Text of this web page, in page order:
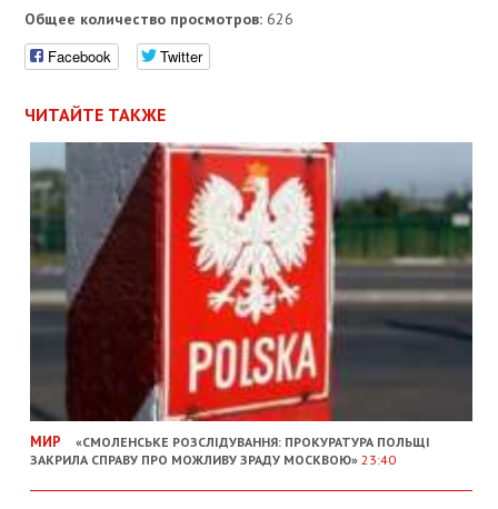
Общее количество просмотров: 626
Facebook Twitter
ЧИТАЙТЕ ТАКЖЕ
МИР
«СМОЛЕНСЬКЕ РОЗСЛІДУВАННЯ: ПРОКУРАТУРА ПОЛЬЩІ
ЗАКРИЛА СПРАВУ ПРО МОЖЛИВУ ЗРАДУ МОСКВОЮ»23:40